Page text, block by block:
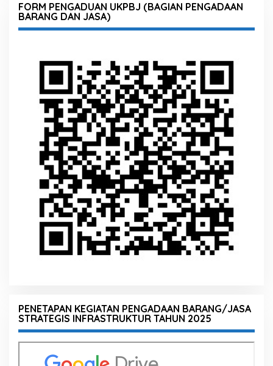
FORM PENGADUAN UKPBJ (BAGIAN PENGADAAN
BARANG DAN JASA)
PENETAPAN KEGIATAN PENGADAAN BARANG/JASA
STRATEGIS INFRASTRUKTUR TAHUN 2025